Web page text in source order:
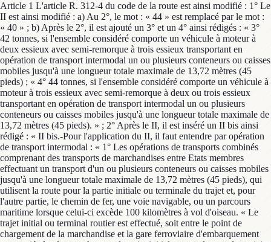
Article 1 L'article R. 312-4 du code de la route est ainsi modifié : 1° Le
II est ainsi modifié : a) Au 2°, le mot : « 44 » est remplacé par le mot :
« 40 » ; b) Après le 2°, il est ajouté un 3° et un 4° ainsi rédigés : « 3°
42 tonnes, si l'ensemble considéré comporte un véhicule à moteur à
deux essieux avec semi-remorque à trois essieux transportant en
opération de transport intermodal un ou plusieurs conteneurs ou caisses
mobiles jusqu'à une longueur totale maximale de 13,72 mètres (45
pieds) ; « 4° 44 tonnes, si l'ensemble considéré comporte un véhicule à
moteur à trois essieux avec semi-remorque à deux ou trois essieux
transportant en opération de transport intermodal un ou plusieurs
conteneurs ou caisses mobiles jusqu'à une longueur totale maximale de
13,72 mètres (45 pieds). » ; 2° Après le II, il est inséré un II bis ainsi
rédigé : « II bis.-Pour l'application du II, il faut entendre par opération
de transport intermodal : « 1° Les opérations de transports combinés
comprenant des transports de marchandises entre Etats membres
effectuant un transport d'un ou plusieurs conteneurs ou caisses mobiles
jusqu'à une longueur totale maximale de 13,72 mètres (45 pieds), qui
utilisent la route pour la partie initiale ou terminale du trajet et, pour
l'autre partie, le chemin de fer, une voie navigable, ou un parcours
maritime lorsque celui-ci excède 100 kilomètres à vol d'oiseau. « Le
trajet initial ou terminal routier est effectué, soit entre le point de
chargement de la marchandise et la gare ferroviaire d'embarquement